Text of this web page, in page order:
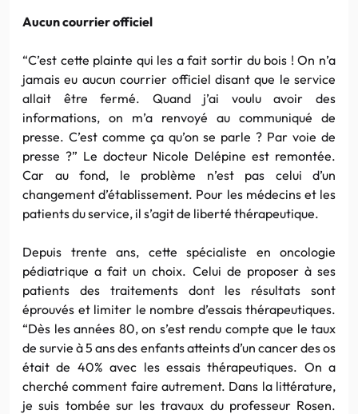
Aucun courrier officiel
“C’est cette plainte qui les a fait sortir du bois ! On n’a
jamais eu aucun courrier officiel disant que le service
allait être fermé. Quand j’ai voulu avoir des
informations, on m’a renvoyé au communiqué de
presse. C’est comme ça qu’on se parle ? Par voie de
presse ?” Le docteur Nicole Delépine est remontée.
Car au fond, le problème n’est pas celui d’un
changement d’établissement. Pour les médecins et les
patients du service, il s’agit de liberté thérapeutique.
Depuis trente ans, cette spécialiste en oncologie
pédiatrique a fait un choix. Celui de proposer à ses
patients des traitements dont les résultats sont
éprouvés et limiter le nombre d’essais thérapeutiques.
“Dès les années 80, on s’est rendu compte que le taux
de survie à 5 ans des enfants atteints d’un cancer des os
était de 40% avec les essais thérapeutiques. On a
cherché comment faire autrement. Dans la littérature,
je suis tombée sur les travaux du professeur Rosen.